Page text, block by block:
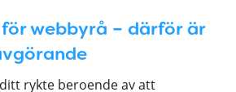
webbyrå – därför är
rykte beroende av att